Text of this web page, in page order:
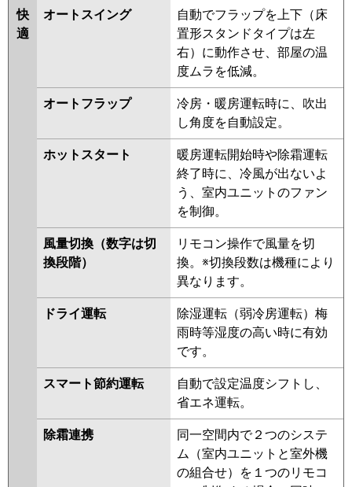
GP140RSH11
三菱重工
FDTWV1406H6S-rak
FDTWV1406H6S
パナソニック PA-P140L7KNC PA-P140L7KC
PA-P140L7HC PA-P140L7HNC
RWSA14033MUB RWHA14031MU
RWHA14031XU RWSA14033MU
RWSA14033XU RWHA14031M
RWHA14031X RWSA14033M
RWSA14033X RWHA14021M
RWHA14021X AWHA14054M-R
AWHA14054X AWHA14054X-R
AWHA14054M RWSA14023M
RWSA14023X AWEA14057M
AWEA14057X AWSA14057M
PLZ-HRMP140L5
HRMP140LF5 PLZ-ERMP140L5
PLZ-ERMP140LE5 PLZ-
HRMP140LF4 PLZ-HRMP140L4
PLZ-ERMP140L4 PLZ-
ERMP140LE4 PLZ-HRMP140LF3
PLZ-HRMP140L3 PLZ-
ERMP140LE3
PLZ-HRMP140LF2
HRMP140L2 PLZ-ERMP140LE2
PLZ-ERMP140L2 PLZ-
HRMP140LZ PLZ-HRMP140LFZ
PLZ-ERMP140LEZ PLZ-
ERMP140LZ PLZ-HRMP140LFY
PLZ-HRMP140LY
PLZ-
快
適
オートスイング
自動でフラップを上下（床
置形スタンドタイプは左
右）に動作させ、部屋の温
度ムラを低減。
オートフラップ
冷房・暖房運転時に、吹出
し角度を自動設定。
ホットスタート
暖房運転開始時や除霜運転
終了時に、冷風が出ないよ
う、室内ユニットのファン
を制御。
風量切換（数字は切
換段階）
リモコン操作で風量を切
換。※切換段数は機種により
異なります。
ドライ運転
除湿運転（弱冷房運転）梅
雨時等湿度の高い時に有効
です。
スマート節約運転
自動で設定温度シフトし、
省エネ運転。
除霜連携
同一空間内で２つのシステ
ム（室内ユニットと室外機
の組合せ）を１つのリモコ